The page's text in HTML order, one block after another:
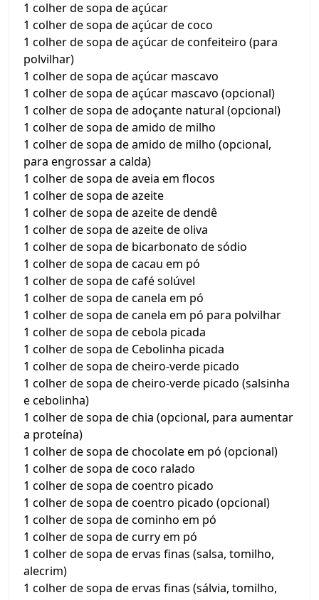
1 colher de sopa de açúcar
1 colher de sopa de açúcar de coco
1 colher de sopa de açúcar de confeiteiro (para
polvilhar)
1 colher de sopa de açúcar mascavo
1 colher de sopa de açúcar mascavo (opcional)
1 colher de sopa de adoçante natural (opcional)
1 colher de sopa de amido de milho
1 colher de sopa de amido de milho (opcional,
para engrossar a calda)
1 colher de sopa de aveia em flocos
1 colher de sopa de azeite
1 colher de sopa de azeite de dendê
1 colher de sopa de azeite de oliva
1 colher de sopa de bicarbonato de sódio
1 colher de sopa de cacau em pó
1 colher de sopa de café solúvel
1 colher de sopa de canela em pó
1 colher de sopa de canela em pó para polvilhar
1 colher de sopa de cebola picada
1 colher de sopa de Cebolinha picada
1 colher de sopa de cheiro-verde picado
1 colher de sopa de cheiro-verde picado (salsinha
e cebolinha)
1 colher de sopa de chia (opcional, para aumentar
a proteína)
1 colher de sopa de chocolate em pó (opcional)
1 colher de sopa de coco ralado
1 colher de sopa de coentro picado
1 colher de sopa de coentro picado (opcional)
1 colher de sopa de cominho em pó
1 colher de sopa de curry em pó
1 colher de sopa de ervas finas (salsa, tomilho,
alecrim)
1 colher de sopa de ervas finas (sálvia, tomilho,